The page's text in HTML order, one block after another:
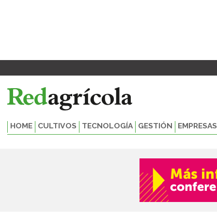
HOME CULTIVOS TECNOLOGÍA GESTIÓN EMPRESAS